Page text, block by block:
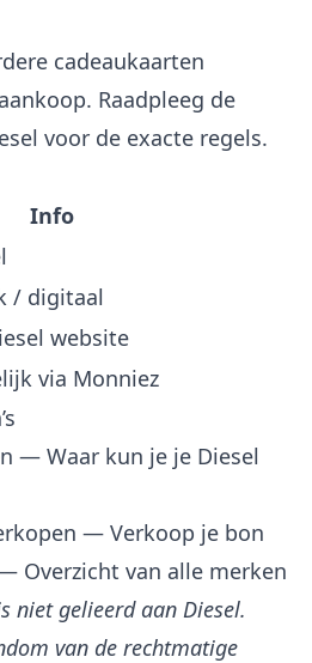
cadeaukaarten
Raadpleeg de
voor de exacte regels.
Info
/ digitaal
website
via Monniez
— Waar kun je je Diesel
— Verkoop je bon
Overzicht van alle merken
niet gelieerd aan Diesel.
van de rechtmatige